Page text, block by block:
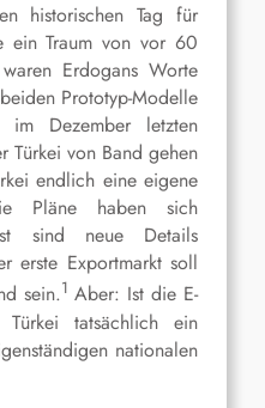
historischen Tag für
ein Traum von vor 60
Erdogans Worte
Prototyp-Modelle
im Dezember letzten
Türkei von Band gehen
endlich eine eigene
Pläne haben sich
sind neue Details
erste Exportmarkt soll
sein.1 Aber: Ist die E-
tatsächlich ein
nationalen